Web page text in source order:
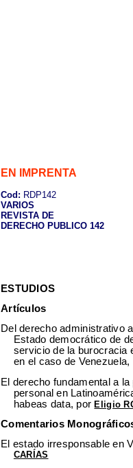
EN IMPRENTA
Cod: RDP142
VARIOS
REVISTA DE
DERECHO PUBLICO 142
ESTUDIOS
Artículos
Del derecho administrativo
Estado democrático de
servicio de la burocracia
en el caso de Venezuela,
El derecho fundamental a
personal en
habeas data, porEligio
Comentarios
El estado irresponsable en
CARÍAS